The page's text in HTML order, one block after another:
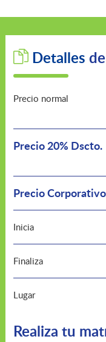
Detalles
Precio normal
Precio 20% Dscto.
Precio Corporativo
Inicia
Finaliza
Lugar
Realiza tu